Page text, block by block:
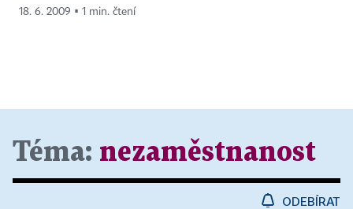
18. 6. 2009 ▪ 1 min. čtení
Téma: nezaměstnanost
ODEBÍRAT